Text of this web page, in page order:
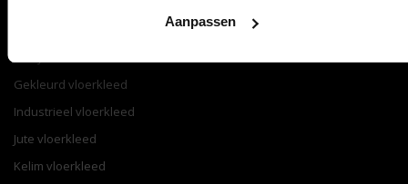
Aanpassen
Gekleurd vloerkleed
Industrieel vloerkleed
Jute vloerkleed
Kelim vloerkleed